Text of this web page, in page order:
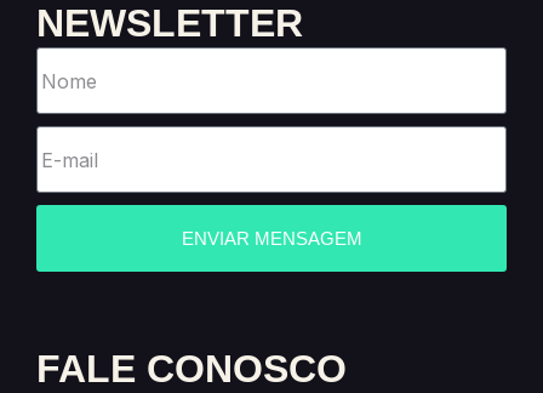
NEWSLETTER
ENVIAR MENSAGEM
FALE CONOSCO